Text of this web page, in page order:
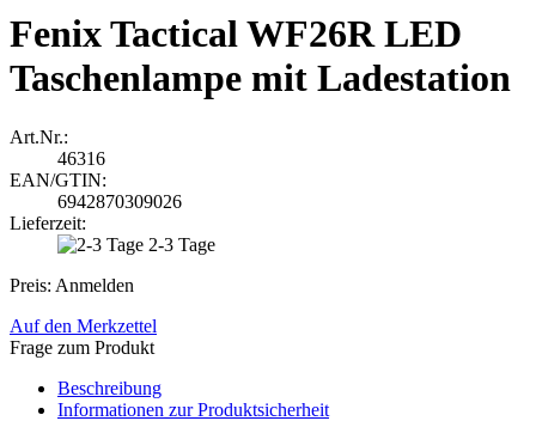
Fenix Tactical WF26R LED
Taschenlampe mit Ladestation
Art.Nr.:
46316
EAN/GTIN:
6942870309026
Lieferzeit:
2-3 Tage
Preis: Anmelden
Auf den Merkzettel
Frage zum Produkt
Beschreibung
Informationen zur Produktsicherheit